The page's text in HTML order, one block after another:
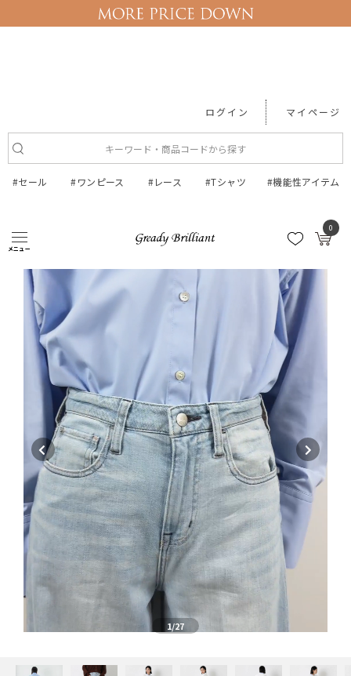
メニュー
0
ログイン マイページ
#セール #ワンピース #レース #Tシャツ #機能性アイテム
1/27